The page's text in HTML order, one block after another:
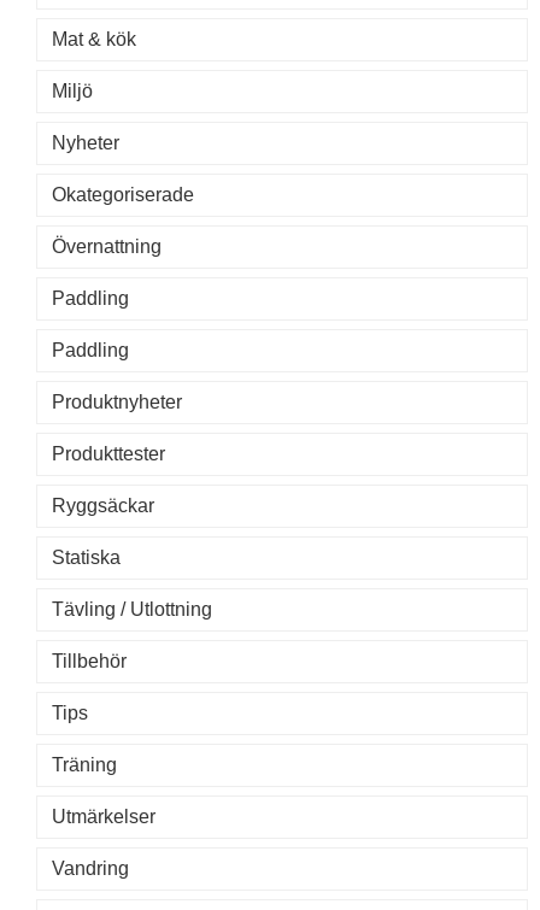
Mat & kök
Miljö
Nyheter
Okategoriserade
Övernattning
Paddling
Paddling
Produktnyheter
Produkttester
Ryggsäckar
Statiska
Tävling / Utlottning
Tillbehör
Tips
Träning
Utmärkelser
Vandring